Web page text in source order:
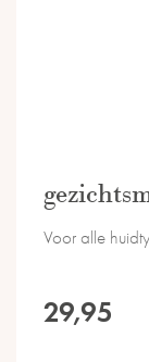
29,95
Voor alle